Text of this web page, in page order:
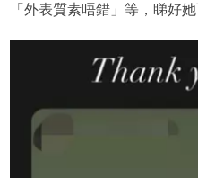
「外表質素唔錯」等，睇好